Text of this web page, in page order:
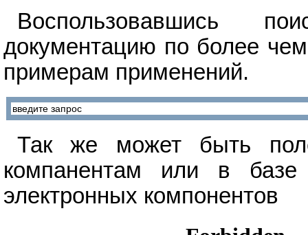
Воспользовавшись
документацию по более
примерам применений.
Так же может быть
компанентам или в базе
электронных компонентов